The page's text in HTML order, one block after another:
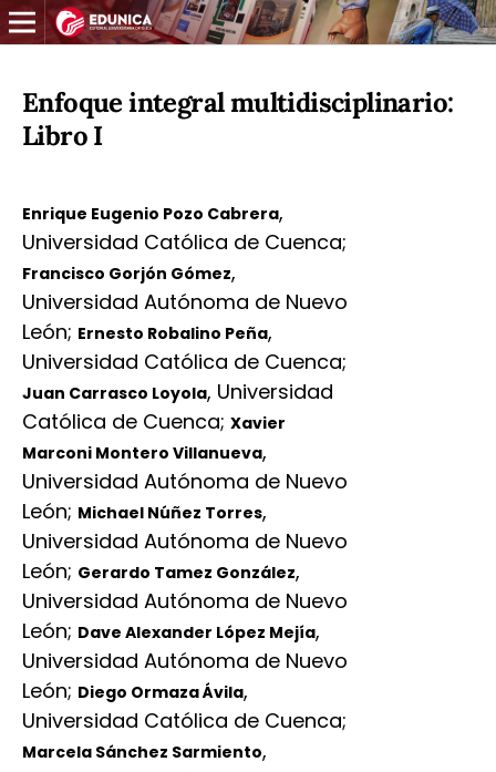
Enfoque integral multidisciplinario:
Libro I
Enrique Eugenio Pozo Cabrera,
Universidad Católica de Cuenca;
Francisco Gorjón Gómez,
Universidad Autónoma de Nuevo
León; Ernesto Robalino Peña,
Universidad Católica de Cuenca;
Juan Carrasco Loyola, Universidad
Católica de Cuenca; Xavier
Marconi Montero Villanueva,
Universidad Autónoma de Nuevo
León; Michael Núñez Torres,
Universidad Autónoma de Nuevo
León; Gerardo Tamez González,
Universidad Autónoma de Nuevo
León; Dave Alexander López Mejía,
Universidad Autónoma de Nuevo
León; Diego Ormaza Ávila,
Universidad Católica de Cuenca;
Marcela Sánchez Sarmiento,